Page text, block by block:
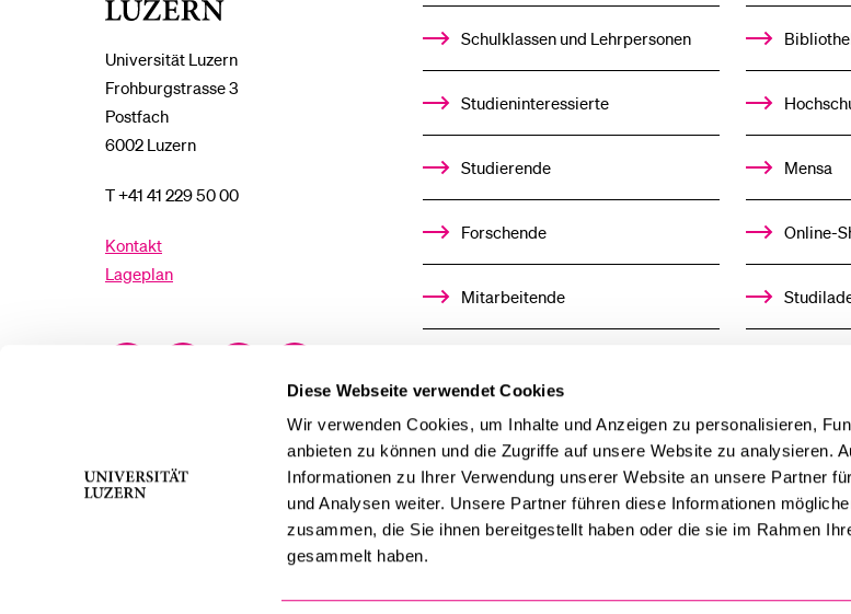
Diese Webseite verwendet Cookies
Wir verwenden Cookies, um Inhalte und Anzeigen zu personalisieren,
anbieten zu können und die Zugriffe auf unsere Website zu analysieren.
Informationen zu Ihrer Verwendung unserer Website an unsere Partner
und Analysen weiter. Unsere Partner führen diese Informationen
zusammen, die Sie ihnen bereitgestellt haben oder die sie im Rahmen
gesammelt haben.
Universität Luzern
Frohburgstrasse 3
Postfach
6002 Luzern
T +41 41 229 50 00
Kontakt
Lageplan
%1$S
UNTERMENÜ
Schulklassen und Lehrpersonen
Studieninteressierte
Studierende
Forschende
Mitarbeitende
Stellensuchende
Förderer
Mensa
Online-
Förderer